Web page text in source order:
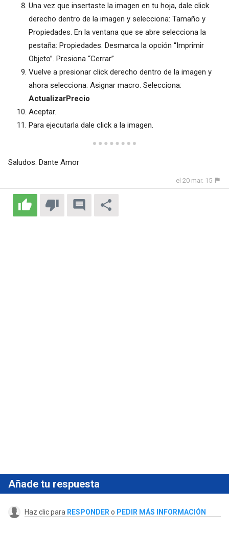
Una vez que insertaste la imagen en tu hoja, dale click
derecho dentro de la imagen y selecciona: Tamaño y
Propiedades. En la ventana que se abre selecciona la
pestaña: Propiedades. Desmarca la opción “Imprimir
Objeto”. Presiona “Cerrar”
Vuelve a presionar click derecho dentro de la imagen y
ahora selecciona: Asignar macro. Selecciona:
ActualizarPrecio
Aceptar.
Para ejecutarla dale click a la imagen.
Saludos. Dante Amor
el 20 mar. 15
Añade tu respuesta
Haz clic para RESPONDER o PEDIR MÁS INFORMACIÓN